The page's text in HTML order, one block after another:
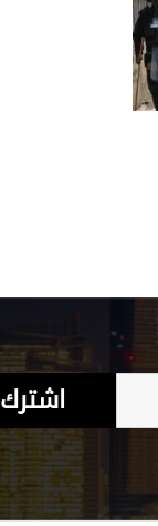
اشترك